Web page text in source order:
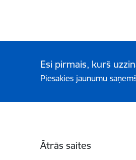
Esi pirmais, kurš
Piesakies jaunumu
Ātrās saites